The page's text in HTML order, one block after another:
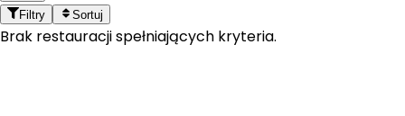
Filtry Sortuj
Brak restauracji spełniających kryteria.